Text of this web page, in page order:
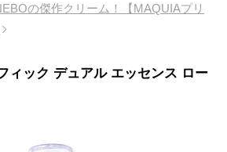
の傑作クリーム！【MAQUIAプリ
ック デュアル エッセンス ロー